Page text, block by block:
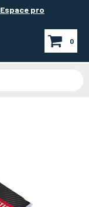
Espace pro
0